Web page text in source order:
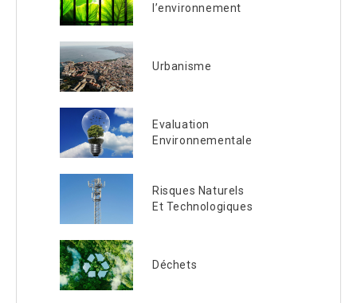
l’environnement
Urbanisme
Evaluation
Environnementale
Risques Naturels
Et Technologiques
Déchets